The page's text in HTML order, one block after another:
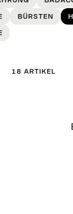
Bürsten
18 Artikel